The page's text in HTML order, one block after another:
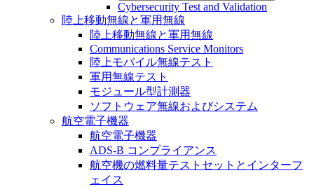
Cybersecurity Test and Validation
陸上移動無線と軍用無線
陸上移動無線と軍用無線
Communications Service Monitors
陸上モバイル無線テスト
軍用無線テスト
モジュール型計測器
ソフトウェア無線およびシステム
航空電子機器
航空電子機器
ADS-B コンプライアンス
航空機の燃料量テストセットとインターフ
ェイス